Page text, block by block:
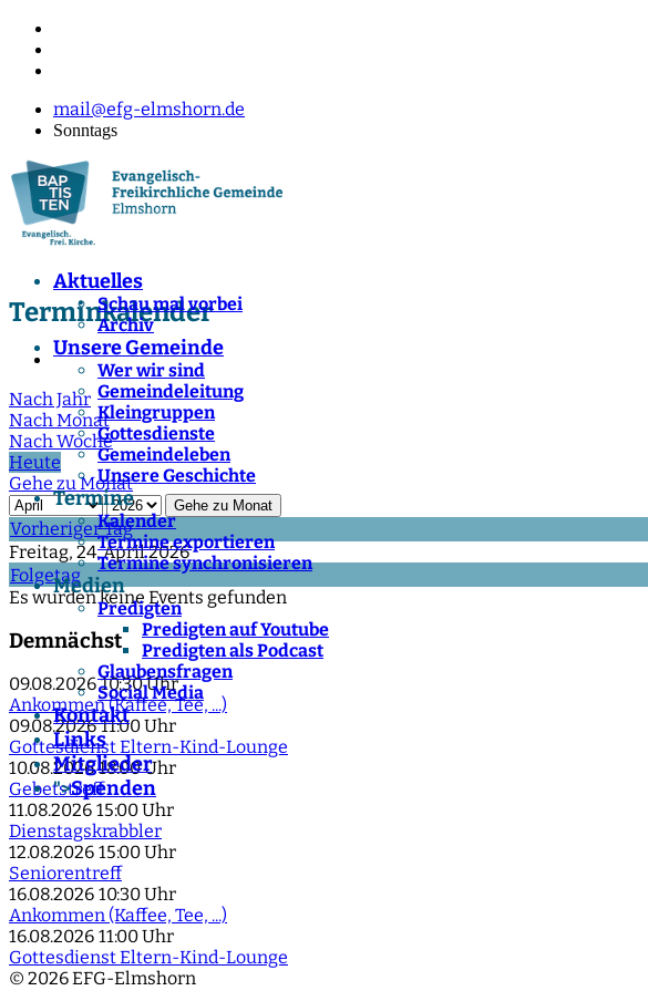
mail@efg-elmshorn.de
Sonntags
Aktuelles
Schau mal vorbei
Archiv
Unsere Gemeinde
Wer wir sind
Gemeindeleitung
Kleingruppen
Gottesdienste
Gemeindeleben
Unsere Geschichte
Termine
Kalender
Termine exportieren
Termine synchronisieren
Medien
Predigten
Predigten auf Youtube
Predigten als Podcast
Glaubensfragen
Social Media
Kontakt
Links
Mitglieder
">Spenden
Terminkalender
Nach Jahr
Nach Monat
Nach Woche
Heute
Gehe zu Monat
Gehe zu Monat
Vorheriger Tag
Freitag, 24. April 2026
Folgetag
Es wurden keine Events gefunden
Demnächst
09.08.2026 10:30 Uhr
Ankommen (Kaffee, Tee, ...)
09.08.2026 11:00 Uhr
Gottesdienst Eltern-Kind-Lounge
10.08.2026 18:00 Uhr
Gebetstreff
11.08.2026 15:00 Uhr
Dienstagskrabbler
12.08.2026 15:00 Uhr
Seniorentreff
16.08.2026 10:30 Uhr
Ankommen (Kaffee, Tee, ...)
16.08.2026 11:00 Uhr
Gottesdienst Eltern-Kind-Lounge
© 2026 EFG-Elmshorn